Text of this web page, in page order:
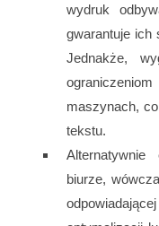
wydruk
gwarantuje ich
Jednakże,
maszynach,
tekstu.
biurze,